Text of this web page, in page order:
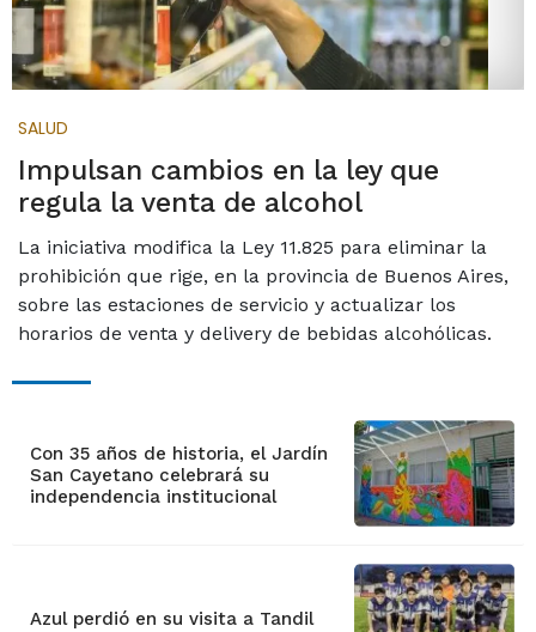
SALUD
Impulsan cambios en la ley que
regula la venta de alcohol
La iniciativa modifica la Ley 11.825 para eliminar la
prohibición que rige, en la provincia de Buenos Aires,
sobre las estaciones de servicio y actualizar los
horarios de venta y delivery de bebidas alcohólicas.
Con 35 años de historia, el Jardín
San Cayetano celebrará su
independencia institucional
Azul perdió en su visita a Tandil